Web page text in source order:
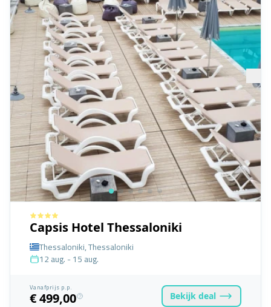
Capsis Hotel Thessaloniki
Thessaloniki, Thessaloniki
12 aug. - 15 aug.
Vanafprijs p.p.
€ 499,00 Bekijk deal